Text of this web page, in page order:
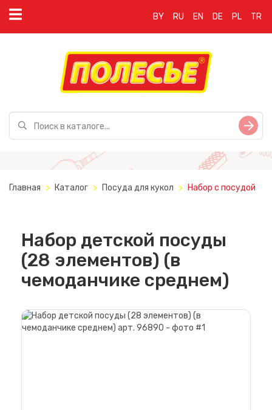
BY RU EN DE PL TR
Главная Каталог Посуда для кукол Набор с посудой
Набор детской посуды
(28 элементов) (в
чемоданчике среднем)